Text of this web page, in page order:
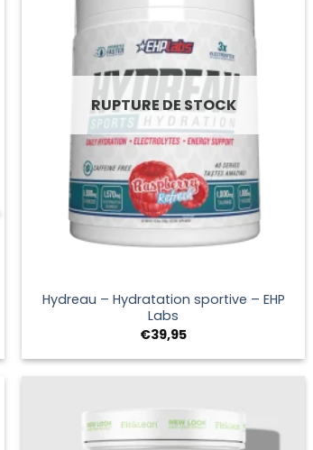
RUPTURE DE STOCK
Hydreau – Hydratation sportive – EHP
Labs
€39,95